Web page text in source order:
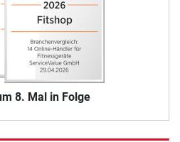
8. Mal in Folge